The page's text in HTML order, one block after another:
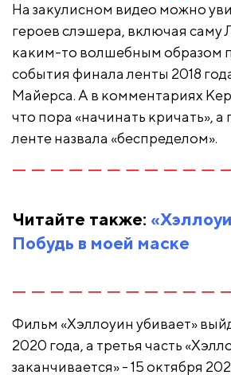
На закулисном видео можно
героев слэшера, включая саму
каким-то волшебным образом
события финала ленты 2018
Майерса. А в комментариях
что пора «начинать кричать»,
ленте назвала «беспределом».
Читайте также:
Побудь в моей маске
Фильм «Хэллоуин убивает»
2020 года, а третья часть
заканчивается» - 15 октября